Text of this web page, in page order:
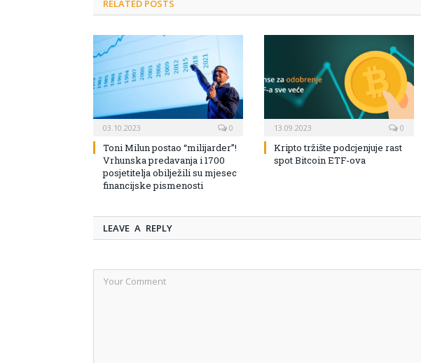
RELATED POSTS
03.10.2023 0
Toni Milun postao “milijarder”!
Vrhunska predavanja i 1700
posjetitelja obilježili su mjesec
financijske pismenosti
13.09.2023 0
Kripto tržište podcjenjuje rast
spot Bitcoin ETF-ova
LEAVE A REPLY